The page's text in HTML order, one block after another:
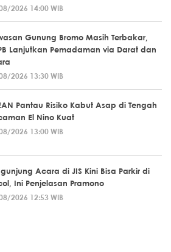
2026 14:00 WIB
Gunung Bromo Masih Terbakar,
Lanjutkan Pemadaman via Darat dan
2026 13:30 WIB
Pantau Risiko Kabut Asap di Tengah
El Nino Kuat
2026 13:00 WIB
Acara di JIS Kini Bisa Parkir di
Ini Penjelasan Pramono
2026 12:53 WIB